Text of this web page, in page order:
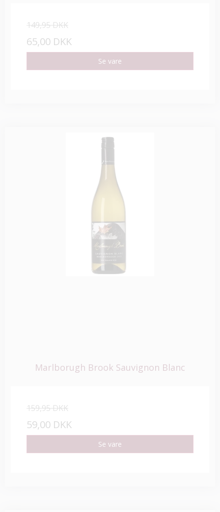
149,95 DKK
65,00 DKK
Se vare
Marlborugh Brook Sauvignon Blanc
159,95 DKK
59,00 DKK
Se vare